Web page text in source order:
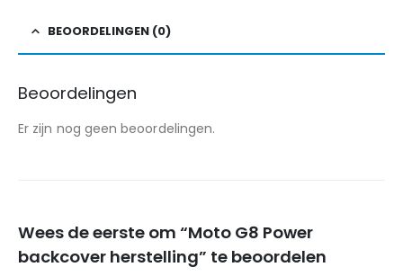
BEOORDELINGEN (0)
Beoordelingen
Er zijn nog geen beoordelingen.
Wees de eerste om “Moto G8 Power
backcover herstelling” te beoordelen